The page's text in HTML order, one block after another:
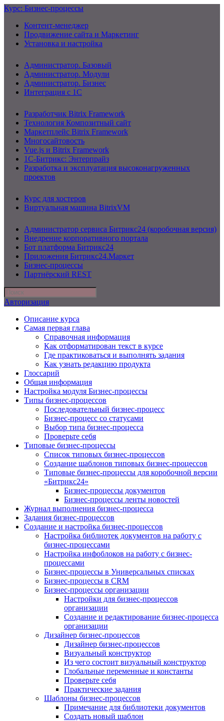
Курс: Бизнес-процессы
Контент-менеджер
Продвижение сайта и Маркетинг
Установка и настройка
Администратор. Базовый
Администратор. Модули
Администратор. Бизнес
Интеграция с 1С
Разработчик Bitrix Framework
Технология Композитный сайт
Маркетплейс Bitrix Framework
Многосайтовость
Vue.js и Bitrix Framework
1С-Битрикс: Энтерпрайз
Разработка и эксплуатация высоконагруженных
проектов
Курс для хостеров
Виртуальная машина BitrixVM
Администратор сервиса Битрикс24 (коробочная версия)
Внедрение корпоративного портала
Бот платформа Битрикс24
Приложения Битрикс24.Маркет
Бизнес-процессы
Партнёрский REST
Авторизация
Описание курса
Самая первая глава
Справочная информация
Как отформатирован текст в курсе
Где практиковаться и выполнять задания
Как узнать редакцию продукта
Глоссарий
Общая информация
Настройка модуля Бизнес-процессы
Типы бизнес-процессов
Последовательный бизнес-процесс
Бизнес-процесс со статусами
Выбор типа бизнес-процесса
Проверьте себя
Типовые бизнес-процессы
Список типовых бизнес-процессов
Создание шаблонов типовых бизнес-процессов
Типовые бизнес-процессы для коробочной версии
«Битрикс24»
Бизнес-процессы документов
Бизнес-процессы ленты новостей
Журнал выполнения бизнес-процесса
Задания бизнес-процессов
Создание и настройка бизнес-процессов
Настройка библиотек документов на работу с
бизнес-процессами
Настройка инфоблоков на работу с бизнес-
процессами
Бизнес-процессы в Универсальных списках
Бизнес-процессы в CRM
Бизнес-процессы организации
Настройки для бизнес-процессов
организации
Создание и редактирование бизнес-процесса
организации
Дизайнер бизнес-процессов
Дизайнер бизнес-процессов
Визуальный конструктор
Из чего состоит визуальный конструктор
Глобальные переменные и константы
Проверьте себя
Практические задания
Шаблоны бизнес-процессов
Примечание для библиотеки документов
Создать новый шаблон